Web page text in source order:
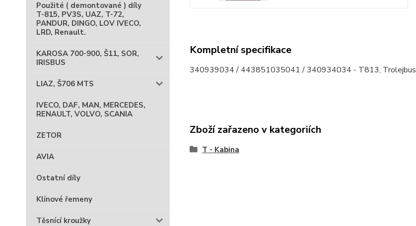
Použité ( demontované ) díly
T-815, PV3S, UAZ, T-72,
PANDUR, DINGO, LOV IVECO,
LRD, Renault.
KAROSA 700-900, Š11, SOR,
IRISBUS
LIAZ, Š706 MTS
IVECO, DAF, MAN, MERCEDES,
RENAULT, VOLVO, SCANIA
ZETOR
AVIA
Ostatní díly
Klínové řemeny
Těsnící kroužky
Kompletní specifikace
340939034 / 443851035041 / 340934034 - T813, Trolejbus
Zboží zařazeno v kategoriích
T - Kabina